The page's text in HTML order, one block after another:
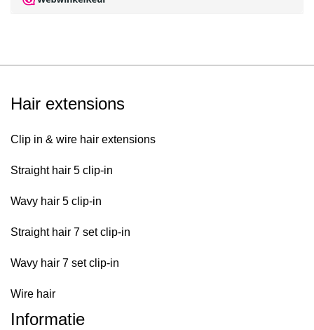
Hair extensions
Clip in & wire hair extensions
Straight hair 5 clip-in
Wavy hair 5 clip-in
Straight hair 7 set clip-in
Wavy hair 7 set clip-in
Wire hair
Informatie